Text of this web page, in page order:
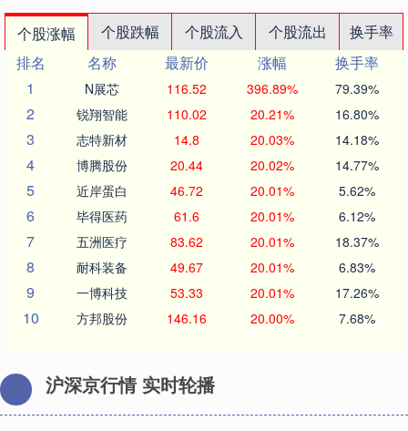
个股涨幅 个股跌幅 个股流入 个股流出
换手率
排名
名称 最新价 涨幅
换手率
1
N展芯 116.52 396.89% 79.39%
2 锐翔智能 110.02 20.21% 16.80%
3 志特新材 14.8 20.03% 14.18%
4 博腾股份 20.44 20.02% 14.77%
5 近岸蛋白 46.72 20.01% 5.62%
6 毕得医药 61.6 20.01% 6.12%
7 五洲医疗 83.62 20.01% 18.37%
8 耐科装备 49.67 20.01% 6.83%
9 一博科技 53.33 20.01% 17.26%
10 方邦股份 146.16 20.00% 7.68%
沪深京行情 实时轮播